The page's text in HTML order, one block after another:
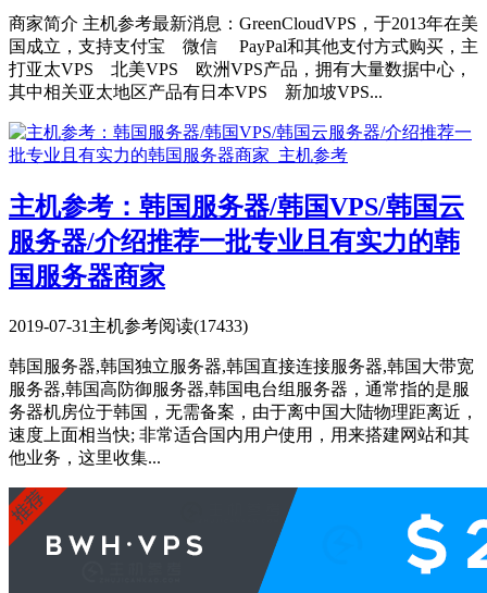
商家简介 主机参考最新消息：GreenCloudVPS，于2013年在美
国成立，支持支付宝 微信 PayPal和其他支付方式购买，主
打亚太VPS 北美VPS 欧洲VPS产品，拥有大量数据中心，
其中相关亚太地区产品有日本VPS 新加坡VPS...
主机参考：韩国服务器/韩国VPS/韩国云
服务器/介绍推荐一批专业且有实力的韩
国服务器商家
2019-07-31 主机参考阅读(17433)
韩国服务器,韩国独立服务器,韩国直接连接服务器,韩国大带宽
服务器,韩国高防御服务器,韩国电台组服务器，通常指的是服
务器机房位于韩国，无需备案，由于离中国大陆物理距离近，
速度上面相当快; 非常适合国内用户使用，用来搭建网站和其
他业务，这里收集...